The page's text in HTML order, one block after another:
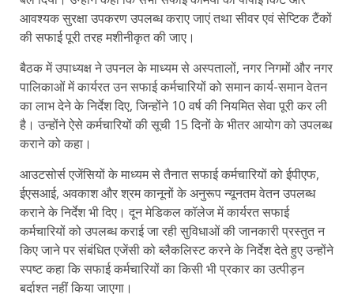
आवश्यक सुरक्षा उपकरण उपलब्ध कराए जाएं तथा सीवर एवं सेप्टिक टैंकों
की सफाई पूरी तरह मशीनीकृत की जाए।
बैठक में उपाध्यक्ष ने उपनल के माध्यम से अस्पतालों, नगर निगमों और नगर
पालिकाओं में कार्यरत उन सफाई कर्मचारियों को समान कार्य-समान वेतन
का लाभ देने के निर्देश दिए, जिन्होंने 10 वर्ष की नियमित सेवा पूरी कर ली
है। उन्होंने ऐसे कर्मचारियों की सूची 15 दिनों के भीतर आयोग को उपलब्ध
कराने को कहा।
आउटसोर्स एजेंसियों के माध्यम से तैनात सफाई कर्मचारियों को ईपीएफ,
ईएसआई, अवकाश और श्रम कानूनों के अनुरूप न्यूनतम वेतन उपलब्ध
कराने के निर्देश भी दिए। दून मेडिकल कॉलेज में कार्यरत सफाई
कर्मचारियों को उपलब्ध कराई जा रही सुविधाओं की जानकारी प्रस्तुत न
किए जाने पर संबंधित एजेंसी को ब्लैकलिस्ट करने के निर्देश देते हुए उन्होंने
स्पष्ट कहा कि सफाई कर्मचारियों का किसी भी प्रकार का उत्पीड़न
बर्दाश्त नहीं किया जाएगा।